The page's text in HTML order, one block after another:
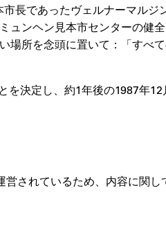
長であったヴェルナーマル
ンヘン見本市センターの健
所を念頭に置いて：「すべ
決定し、約1年後の1987年
営されているため、内容に関